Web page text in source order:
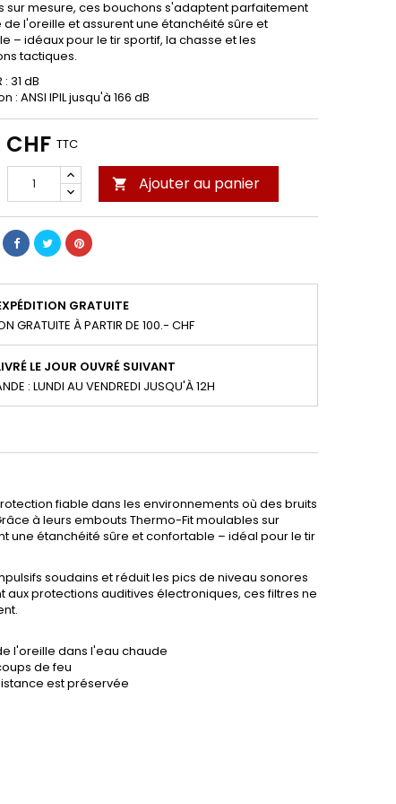
sur mesure, ces bouchons s'adaptent parfaitement
de l'oreille et assurent une étanchéité sûre et
– idéaux pour le tir sportif, la chasse et les
tactiques.
31 dB
: ANSI IPIL jusqu'à 166 dB
TTC
 Ajouter au panier
GRATUITE
GRATUITE À PARTIR DE 100.- CHF
LE JOUR OUVRÉ SUIVANT
: LUNDI AU VENDREDI JUSQU'À 12H
fiable dans les environnements où des bruits
à leurs embouts Thermo-Fit moulables sur
une étanchéité sûre et confortable – idéal pour le tir
soudains et réduit les pics de niveau sonores
protections auditives électroniques, ces filtres ne
l'oreille dans l'eau chaude
de feu
est préservée